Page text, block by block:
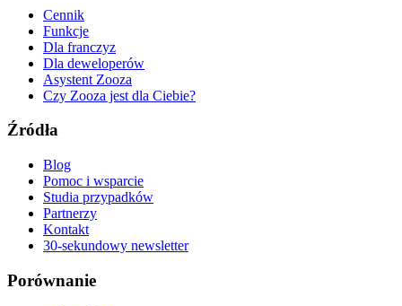
Cennik
Funkcje
Dla franczyz
Dla deweloperów
Asystent Zooza
Czy Zooza jest dla Ciebie?
Źródła
Blog
Pomoc i wsparcie
Studia przypadków
Partnerzy
Kontakt
30-sekundowy newsletter
Porównanie